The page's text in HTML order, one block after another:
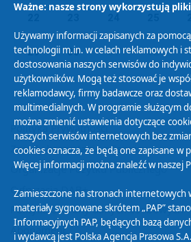
29 30 01 02
Polityka Prywatności
Zasady korzystania z Serwisu
Organizacje Pożytku Publicznego
Cyfryzacja DAB+
Polityka ochrony danych osobowych
Abonament
Ważne: nasze strony wykorzystują
Używamy informacji zapisanych za
technologii m.in. w celach reklamowych i
dostosowania naszych serwisów do
użytkowników. Mogą też stosować je
reklamodawcy, firmy badawcze oraz
multimedialnych. W programie służącym
można zmienić ustawienia dotyczące
naszych serwisów internetowych bez
cookies oznacza, że będą one zapisane w
Więcej informacji można znaleźć w naszej
Zamieszczone na stronach internetowych
materiały sygnowane skrótem „PAP”
Informacyjnych PAP, będących bazą
i wydawcą jest Polska Agencja Prasowa